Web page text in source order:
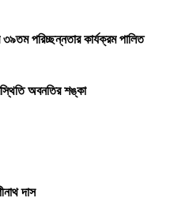
পরিচ্ছন্নতার কার্যক্রম পালিত
অবনতির শঙ্কা
দাস